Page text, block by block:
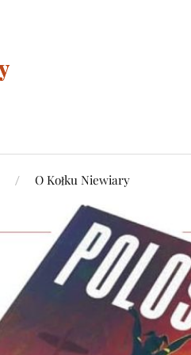
O Kołku Niewiary